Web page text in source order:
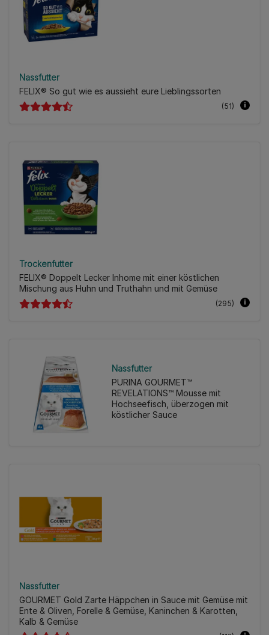
Nassfutter
FELIX® So gut wie es aussieht eure Lieblingssorten
(51)
Trockenfutter
FELIX® Doppelt Lecker Inhome mit einer köstlichen
Mischung aus Huhn und Truthahn und mit Gemüse
(295)
Nassfutter
PURINA GOURMET™
REVELATIONS™ Mousse mit
Hochseefisch, überzogen mit
köstlicher Sauce
Nassfutter
GOURMET Gold Zarte Häppchen in Sauce mit Gemüse mit
Ente & Oliven, Forelle & Gemüse, Kaninchen & Karotten,
Kalb & Gemüse